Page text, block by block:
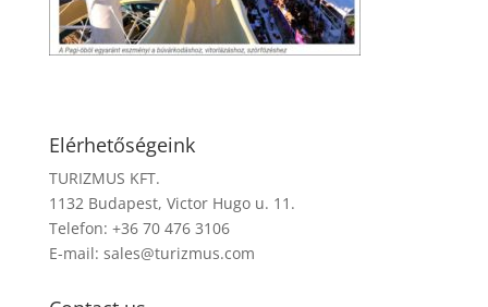
Elérhetőségeink
TURIZMUS KFT.
1132 Budapest, Victor Hugo u. 11.
Telefon: +36 70 476 3106
E-mail: sales@turizmus.com